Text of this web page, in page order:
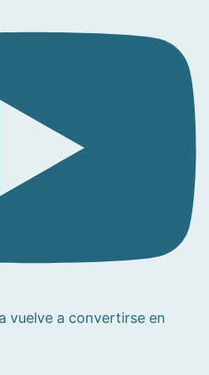
vuelve a convertirse en